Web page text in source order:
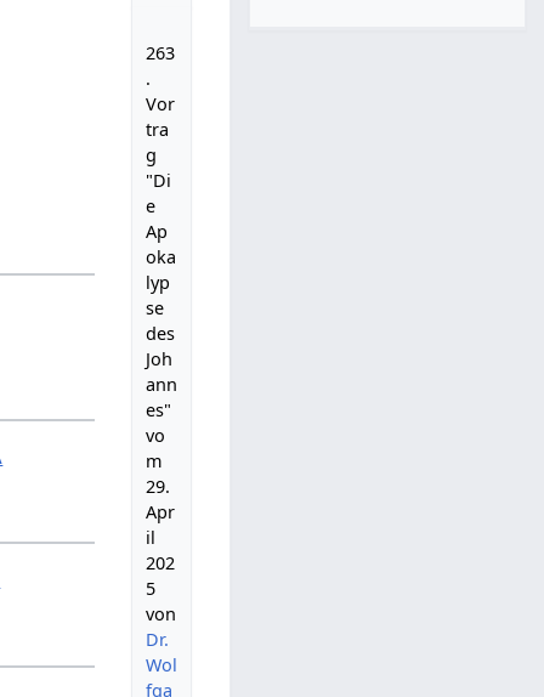
263
.
Vor
tra
g
"Di
e
Ap
oka
lyp
se
des
Joh
ann
es"
vo
m
29.
Apr
il
202
5
von
Dr.
Wol
fga